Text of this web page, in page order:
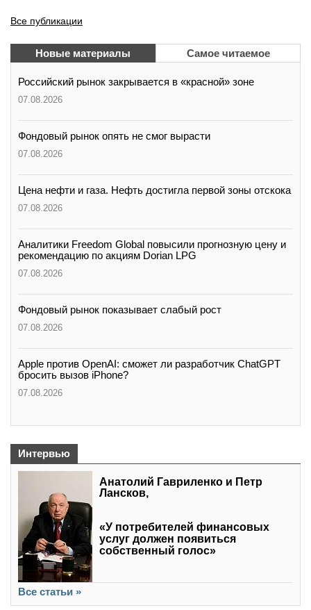
Все публикации
Новые материалы Самое читаемое
Российский рынок закрывается в «красной» зоне
07.08.2026
Фондовый рынок опять не смог вырасти
07.08.2026
Цена нефти и газа. Нефть достигла первой зоны отскока
07.08.2026
Аналитики Freedom Global повысили прогнозную цену и
рекомендацию по акциям Dorian LPG
07.08.2026
Фондовый рынок показывает слабый рост
07.08.2026
Apple против OpenAI: сможет ли разработчик ChatGPT
бросить вызов iPhone?
07.08.2026
Интервью
Анатолий Гавриленко и Петр
Лансков,
«У потребителей финансовых
услуг должен появиться
собственный голос»
Все статьи »